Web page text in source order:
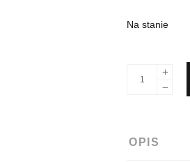
Na stanie
OPIS